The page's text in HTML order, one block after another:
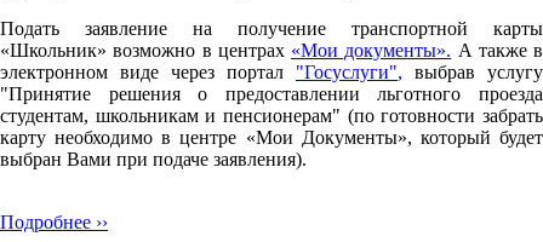
Подать заявление на получение транспортной карты
«Школьник» возможно в центрах «Мои документы». А также в
электронном виде через портал "Госуслуги", выбрав услугу
"Принятие решения о предоставлении льготного проезда
студентам, школьникам и пенсионерам" (по готовности забрать
карту необходимо в центре «Мои Документы», который будет
выбран Вами при подаче заявления).
Подробнее ››